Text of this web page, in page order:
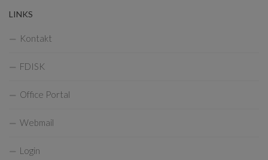
LINKS
Kontakt
FDISK
Office Portal
Webmail
Login